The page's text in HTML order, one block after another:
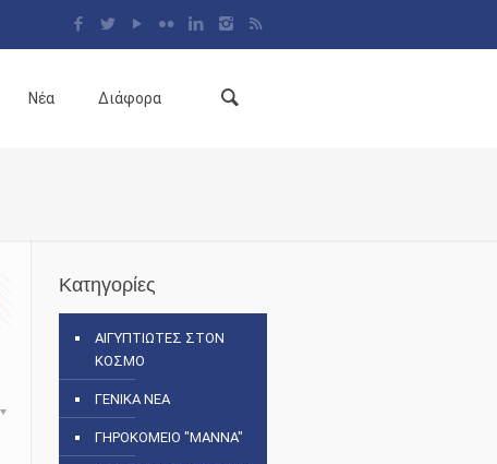
Νέα Διάφορα
Κατηγορίες
ΑΙΓΥΠΤΙΩΤΕΣ ΣΤΟΝ
ΚΟΣΜΟ
ΓΕΝΙΚΑ ΝΕΑ
ΓΗΡΟΚΟΜΕΙΟ "ΜΑΝΝΑ"